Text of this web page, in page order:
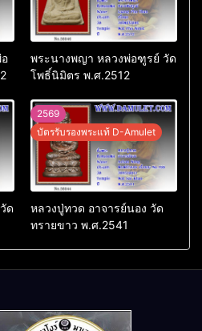
พระนางพญา หลวงพ่อฑูรย์ วัด
โพธิ์นิมิตร พ.ศ.2512
ด
2569
บัตรรับรองพระแท้ D-Amulet
หลวงปู่ทวด อาจารย์นอง วัด
ทรายขาว พ.ศ.2541